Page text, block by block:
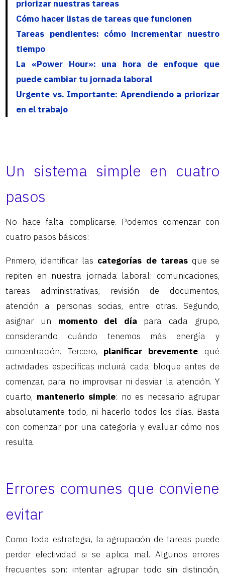
priorizar nuestras tareas
Cómo hacer listas de tareas que funcionen
Tareas pendientes: cómo incrementar nuestro
tiempo
La «Power Hour»: una hora de enfoque que
puede cambiar tu jornada laboral
Urgente vs. Importante: Aprendiendo a priorizar
en el trabajo
Un sistema simple en cuatro
pasos
No hace falta complicarse. Podemos comenzar con
cuatro pasos básicos:
Primero, identificar las categorías de tareasque se
repiten en nuestra jornada laboral: comunicaciones,
tareas administrativas, revisión de documentos,
atención a personas socias, entre otras. Segundo,
asignar un momento del día para cada grupo,
considerando cuándo tenemos más energía y
concentración. Tercero, planificar brevemente qué
actividades específicas incluirá cada bloque antes de
comenzar, para no improvisar ni desviar la atención. Y
cuarto, mantenerlo simple: no es necesario agrupar
absolutamente todo, ni hacerlo todos los días. Basta
con comenzar por una categoría y evaluar cómo nos
resulta.
Errores comunes que conviene
evitar
Como toda estrategia, la agrupación de tareas puede
perder efectividad si se aplica mal. Algunos errores
frecuentes son: intentar agrupar todo sin distinción,